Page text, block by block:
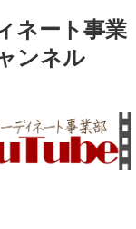
ネート事業
ンネル